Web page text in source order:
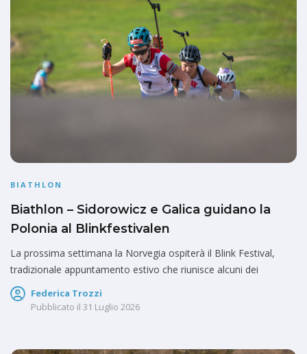
BIATHLON
Biathlon – Sidorowicz e Galica guidano la
Polonia al Blinkfestivalen
La prossima settimana la Norvegia ospiterà il Blink Festival,
tradizionale appuntamento estivo che riunisce alcuni dei
Federica Trozzi
Pubblicato il 31 Luglio 2026